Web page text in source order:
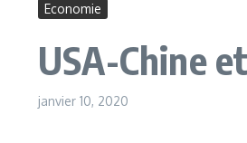
Economie
USA-Chine
janvier 10, 2020